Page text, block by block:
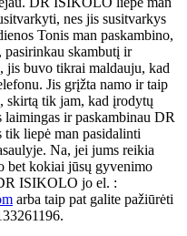
nes jis susitvarkys
Tonis man paskambino,
pasirinkau skambutį ir
jis buvo tikrai maldauju, kad
Jis grįžta namo ir taip
skirtą tik jam, kad įrodytų
ir paskambinau DR
liepė man pasidalinti
Na, jei jums reikia
bet kokiai jūsų gyvenimo
ISIKOLO jo el. :
arba taip pat galite pažiūrėti